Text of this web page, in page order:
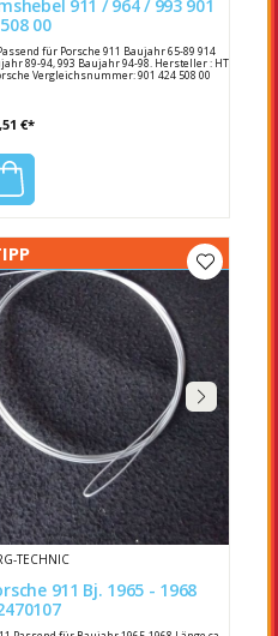
911 / 964 / 993 901
00
für Porsche 911 Baujahr 65-89 914
89-94, 993 Baujahr 94-98. Hersteller : HT
Vergleichsnummer: 901 424 508 00
€*
TECHNIC